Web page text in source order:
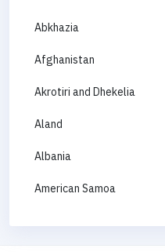
Abkhazia
Afghanistan
Akrotiri and Dhekelia
Aland
Albania
American Samoa